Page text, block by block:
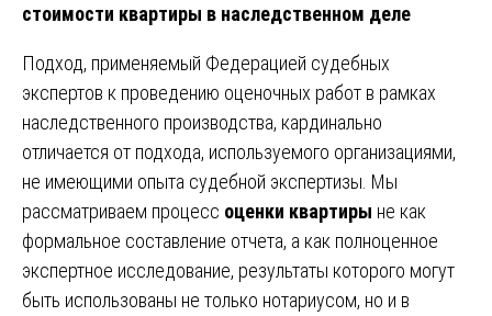
стоимости квартиры в наследственном деле
Подход, применяемый Федерацией судебных
экспертов к проведению оценочных работ в рамках
наследственного производства, кардинально
отличается от подхода, используемого организациями,
не имеющими опыта судебной экспертизы. Мы
рассматриваем процесс оценки квартиры не как
формальное составление отчета, а как полноценное
экспертное исследование, результаты которого могут
быть использованы не только нотариусом, но и в